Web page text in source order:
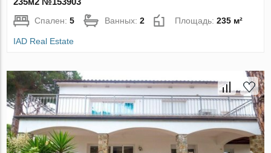
Спален:5 Ванных:2 Площадь:235 м²
IAD Real Estate